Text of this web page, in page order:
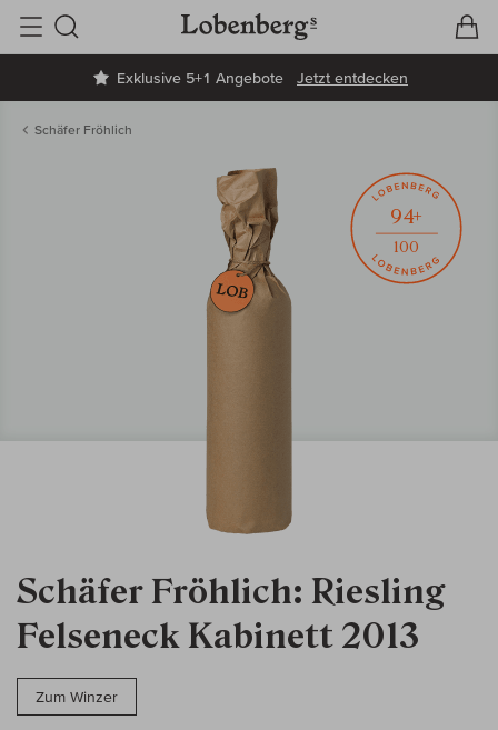
Exklusive 5+1 Angebote Jetzt entdecken
Suche
Schäfer Fröhlich
Schäfer Fröhlich: Riesling
Felseneck Kabinett 2013
Zum Winzer
94+
100